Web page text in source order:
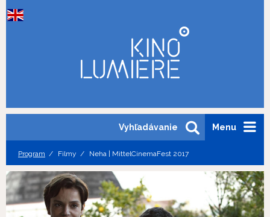
Menu
Vyhľadávanie
Program Filmy Neha | MittelCinemaFest 2017